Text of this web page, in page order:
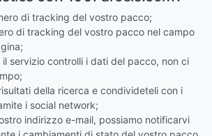
di tracking del vostro pacco;
di tracking del vostro pacco nel campo
servizio controlli i dati del pacco, non ci
della ricerca e condivideteli con i
i social network;
indirizzo e-mail, possiamo notificarvi